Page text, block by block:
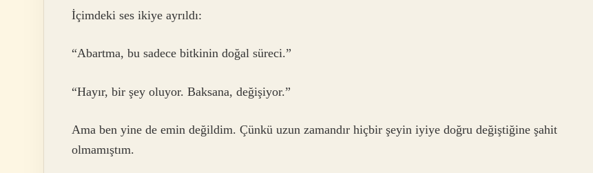
İçimdeki ses ikiye ayrıldı:
“Abartma, bu sadece bitkinin doğal süreci.”
“Hayır, bir şey oluyor. Baksana, değişiyor.”
Ama ben yine de emin değildim. Çünkü uzun zamandır hiçbir şeyin iyiye doğru değiştiğine şahit
olmamıştım.